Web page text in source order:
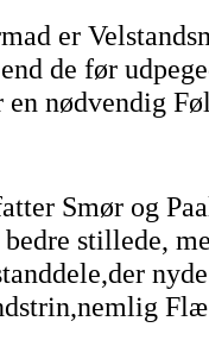
er
de før
en nødvendig
Smør og
stillede,